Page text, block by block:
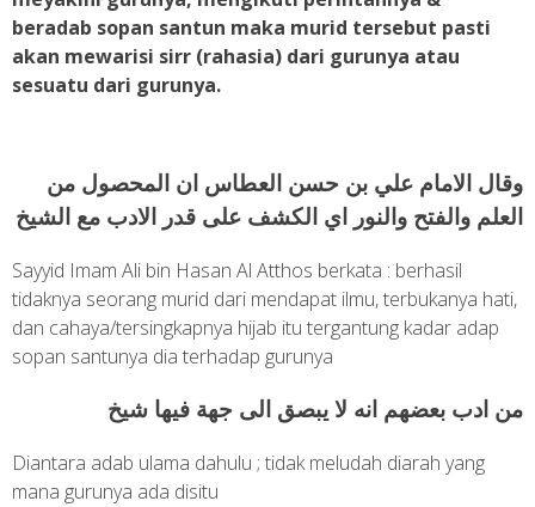
beradab sopan santun maka murid tersebut pasti
akan mewarisi sirr (rahasia) dari gurunya atau
sesuatu dari gurunya.
وقال الامام علي بن حسن العطاس ان المحصول من
العلم والفتح والنور اي الكشف على قدر الادب مع الشيخ
Sayyid Imam Ali bin Hasan Al Atthos berkata : berhasil
tidaknya seorang murid dari mendapat ilmu, terbukanya hati,
dan cahaya/tersingkapnya hijab itu tergantung kadar adap
sopan santunya dia terhadap gurunya
من ادب بعضهم انه لا يبصق الى جهة فيها شيخ
Diantara adab ulama dahulu ; tidak meludah diarah yang
mana gurunya ada disitu